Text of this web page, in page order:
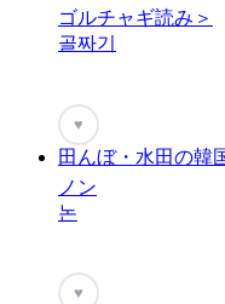
ゴルチャギ読み＞
골짜기
♥
田んぼ・水田の韓
ノン
논
♥